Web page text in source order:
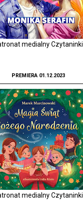
medialny Czytaninki
PREMIERA 01.12.2023
medialny Czytaninki